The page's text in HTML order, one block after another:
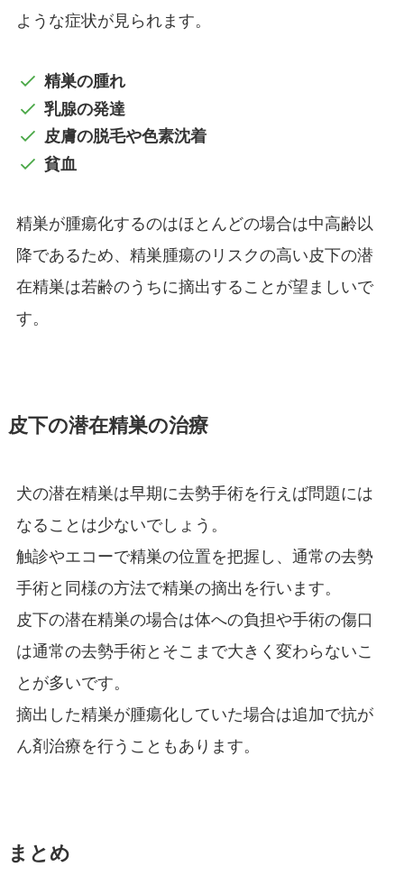
ような症状が見られます。
精巣の腫れ
乳腺の発達
皮膚の脱毛や色素沈着
貧血
精巣が腫瘍化するのはほとんどの場合は中高齢以
降であるため、精巣腫瘍のリスクの高い皮下の潜
在精巣は若齢のうちに摘出することが望ましいで
す。
皮下の潜在精巣の治療
犬の潜在精巣は早期に去勢手術を行えば問題には
なることは少ないでしょう。
触診やエコーで精巣の位置を把握し、通常の去勢
手術と同様の方法で精巣の摘出を行います。
皮下の潜在精巣の場合は体への負担や手術の傷口
は通常の去勢手術とそこまで大きく変わらないこ
とが多いです。
摘出した精巣が腫瘍化していた場合は追加で抗が
ん剤治療を行うこともあります。
まとめ